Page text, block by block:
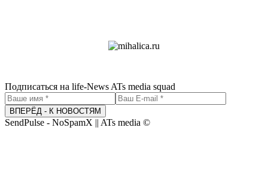
Подписаться на life-News ATs media squad
ВПЕРЁД - К НОВОСТЯМ
SendPulse - NoSpamX || ATs media ©